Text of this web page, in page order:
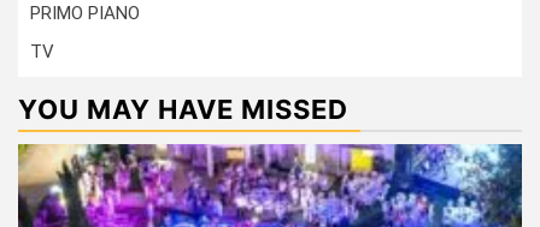
PRIMO PIANO
TV
YOU MAY HAVE MISSED